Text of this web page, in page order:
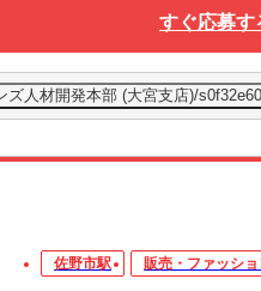
すぐ応募す
人材開発本部 (大宮支店)/
佐野市駅 販売・ファッシ